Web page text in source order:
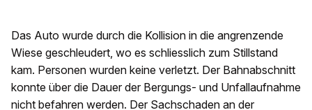
Das Auto wurde durch die Kollision in die angrenzende
Wiese geschleudert, wo es schliesslich zum Stillstand
kam. Personen wurden keine verletzt. Der Bahnabschnitt
konnte über die Dauer der Bergungs- und Unfallaufnahme
nicht befahren werden. Der Sachschaden an der